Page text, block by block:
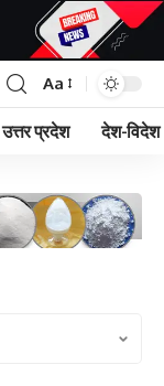
Aa
उत्तर प्रदेश देश-विदेश